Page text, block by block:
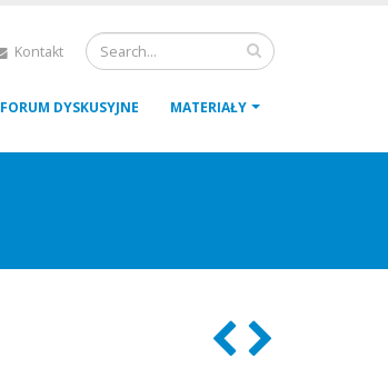
Kontakt
FORUM DYSKUSYJNE MATERIAŁY